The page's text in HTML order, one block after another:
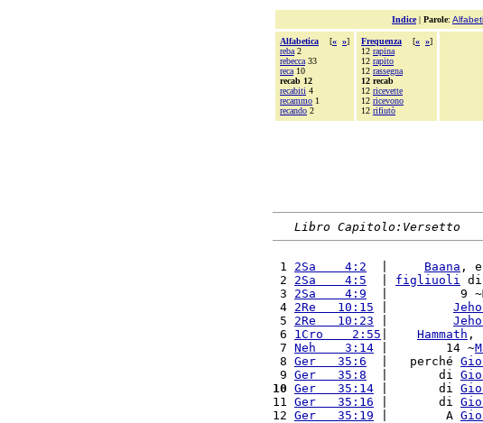
Indice| Parole:
Alfabetica [« »]
reba 2
rebecca 33
reca 10
recab 12
recabiti 4
recammo 1
recando 2
Frequenza [« »]
12 rapina
12 rapito
12 rassegna
12 recab
12 ricevette
12 ricevono
12 rifiutò
Libro Capitolo:Versetto
1 2Sa    4:2 Baana ,
2 2Sa    4:5 figliuoli di
3 2Sa    4:9
|          9
4 2Re   10:15
5 2Re   10:23
6 1Cro    2:55 Hammath ,
7 Neh    3:14 |        14 ~
8 Ger   35:6
  |   perché
9 Ger   35:8
  |       di
10 Ger   35:14 |       di
11 Ger   35:16 |       di
12 Ger   35:19 |        A